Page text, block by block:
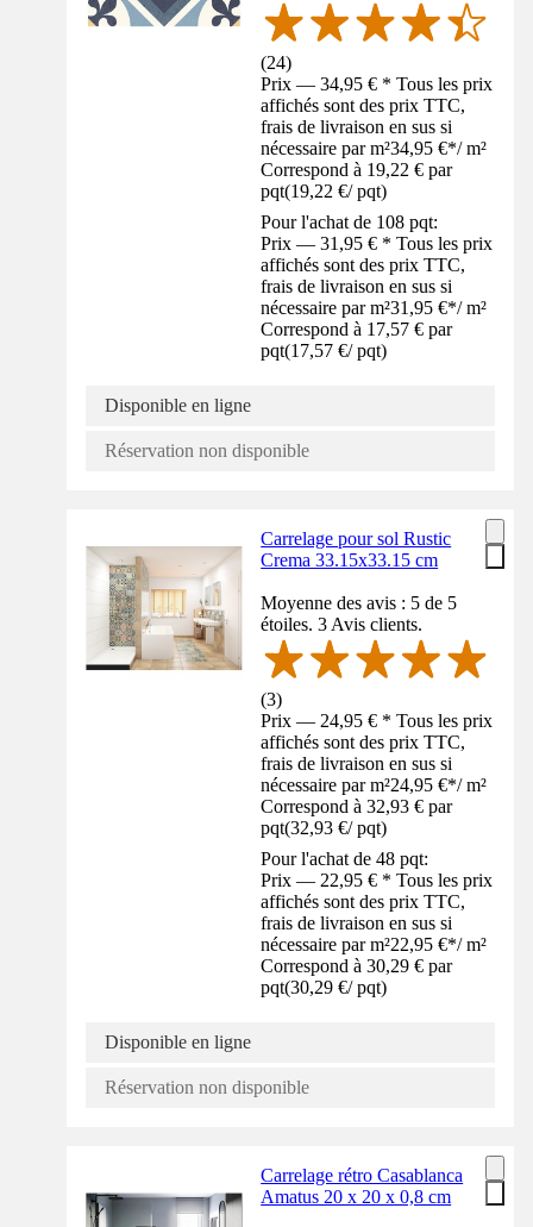
(24)
Prix — 34,95 € * Tous les prix
affichés sont des prix TTC,
frais de livraison en sus si
nécessaire par m²34,95 €*/ m²
Correspond à 19,22 € par
pqt(19,22 €/ pqt)
Pour l'achat de 108 pqt:
Prix — 31,95 € * Tous les prix
affichés sont des prix TTC,
frais de livraison en sus si
nécessaire par m²31,95 €*/ m²
Correspond à 17,57 € par
pqt(17,57 €/ pqt)
Disponible en ligne
Réservation non disponible
Carrelage pour sol Rustic
Crema 33.15x33.15 cm
Moyenne des avis : 5 de 5
étoiles. 3 Avis clients.
(3)
Prix — 24,95 € * Tous les prix
affichés sont des prix TTC,
frais de livraison en sus si
nécessaire par m²24,95 €*/ m²
Correspond à 32,93 € par
pqt(32,93 €/ pqt)
Pour l'achat de 48 pqt:
Prix — 22,95 € * Tous les prix
affichés sont des prix TTC,
frais de livraison en sus si
nécessaire par m²22,95 €*/ m²
Correspond à 30,29 € par
pqt(30,29 €/ pqt)
Disponible en ligne
Réservation non disponible
Carrelage rétro Casablanca
Amatus 20 x 20 x 0,8 cm